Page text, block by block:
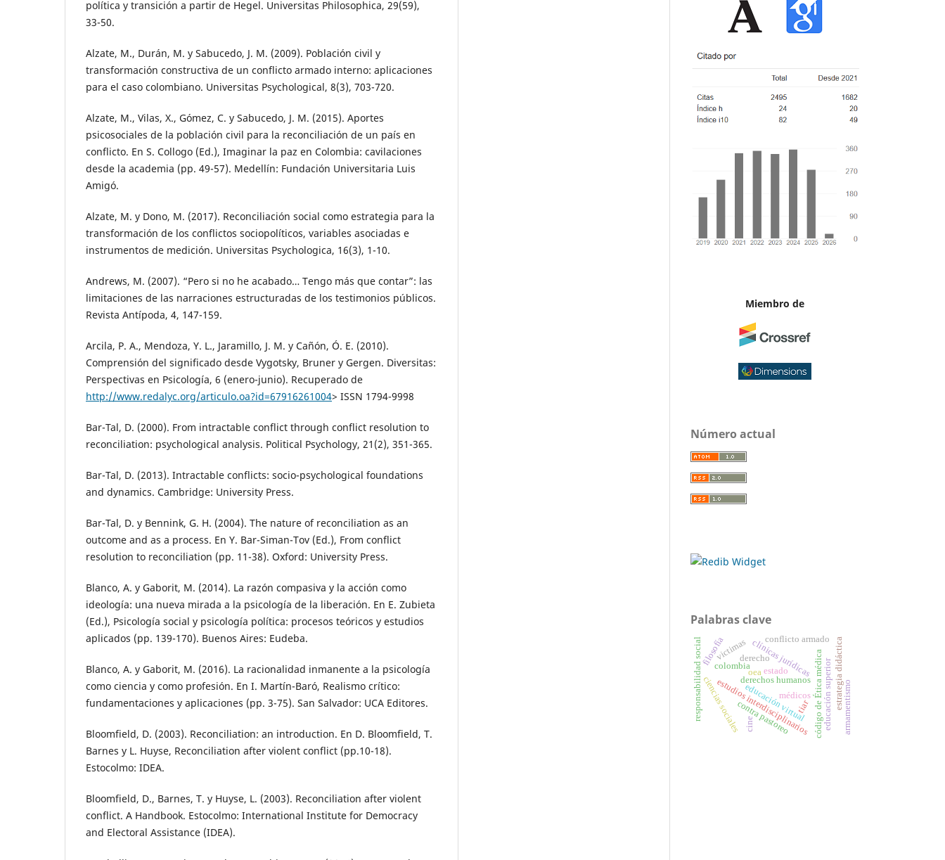
política y transición a partir de Hegel. Universitas Philosophica, 29(59),
33-50.
Alzate, M., Durán, M. y Sabucedo, J. M. (2009). Población civil y
transformación constructiva de un conflicto armado interno: aplicaciones
para el caso colombiano. Universitas Psychological, 8(3), 703-720.
Alzate, M., Vilas, X., Gómez, C. y Sabucedo, J. M. (2015). Aportes
psicosociales de la población civil para la reconciliación de un país en
conflicto. En S. Collogo (Ed.), Imaginar la paz en Colombia: cavilaciones
desde la academia (pp. 49-57). Medellín: Fundación Universitaria Luis
Amigó.
Alzate, M. y Dono, M. (2017). Reconciliación social como estrategia para la
transformación de los conflictos sociopolíticos, variables asociadas e
instrumentos de medición. Universitas Psychologica, 16(3), 1-10.
Andrews, M. (2007). “Pero si no he acabado… Tengo más que contar”: las
limitaciones de las narraciones estructuradas de los testimonios públicos.
Revista Antípoda, 4, 147-159.
Arcila, P. A., Mendoza, Y. L., Jaramillo, J. M. y Cañón, Ó. E. (2010).
Comprensión del significado desde Vygotsky, Bruner y Gergen. Diversitas:
Perspectivas en Psicología, 6 (enero-junio). Recuperado de
http://www.redalyc.org/articulo.oa?id=67916261004> ISSN 1794-9998
Bar-Tal, D. (2000). From intractable conflict through conflict resolution to
reconciliation: psychological analysis. Political Psychology, 21(2), 351-365.
Bar-Tal, D. (2013). Intractable conflicts: socio-psychological foundations
and dynamics. Cambridge: University Press.
Bar-Tal, D. y Bennink, G. H. (2004). The nature of reconciliation as an
outcome and as a process. En Y. Bar-Siman-Tov (Ed.), From conflict
resolution to reconciliation (pp. 11-38). Oxford: University Press.
Blanco, A. y Gaborit, M. (2014). La razón compasiva y la acción como
ideología: una nueva mirada a la psicología de la liberación. En E. Zubieta
(Ed.), Psicología social y psicología política: procesos teóricos y estudios
aplicados (pp. 139-170). Buenos Aires: Eudeba.
Blanco, A. y Gaborit, M. (2016). La racionalidad inmanente a la psicología
como ciencia y como profesión. En I. Martín-Baró, Realismo crítico:
fundamentaciones y aplicaciones (pp. 3-75). San Salvador: UCA Editores.
Bloomfield, D. (2003). Reconciliation: an introduction. En D. Bloomfield, T.
Barnes y L. Huyse, Reconciliation after violent conflict (pp.10-18).
Estocolmo: IDEA.
Bloomfield, D., Barnes, T. y Huyse, L. (2003). Reconciliation after violent
conflict. A Handbook. Estocolmo: International Institute for Democracy
and Electoral Assistance (IDEA).
Miembro de
Número actual
Palabras clave
derechos humanos
médicos código de Ética médica
colombia educación superior
educación virtual estrategia didáctica
estudios interdisciplinarios
ciencias sociales
clínicas jurídicas
armamentismo
tiar
oea
contra pastoreo
estado
filosofía
responsabilidad social conflicto armado
victimas
cine
derecho